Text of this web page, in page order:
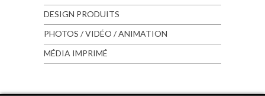
DESIGN PRODUITS
PHOTOS / VIDÉO / ANIMATION
MÉDIA IMPRIMÉ